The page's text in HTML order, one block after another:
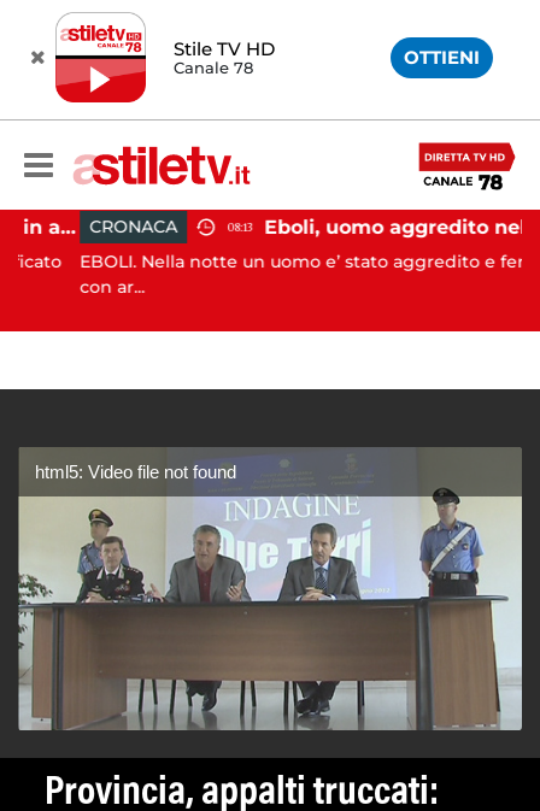
Stile TV HD
Canale 78 OTTIENI
Pontecagnano, incidente in autostrada: 5 giovani feriti CRONACA 08:13
EBOLI. Nella notte un uomo e’ stato aggredito e ferito
con ar...
html5: Video file not found
Provincia, appalti truccati: